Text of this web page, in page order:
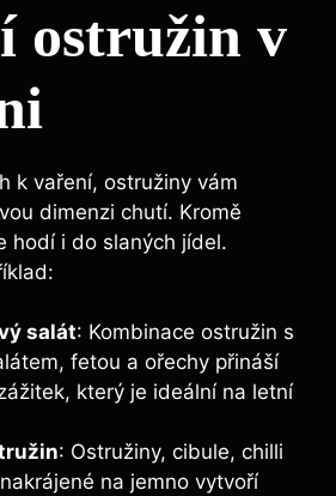
ostružin v
k vaření, ostružiny vám
dimenzi chutí. Kromě
hodí i do slaných jídel.
salát: Kombinace ostružin s
fetou a ořechy přináší
který je ideální na letní
: Ostružiny, cibule, chilli
na jemno vytvoří